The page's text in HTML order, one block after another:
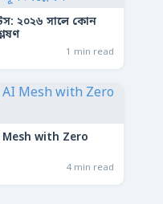
২০২৬ সালে কোন
1 min read
with Zero
4 min read